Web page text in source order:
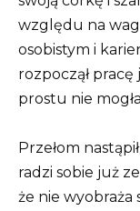
względu na
osobistym i
rozpoczął
prostu nie
Przełom
radzi sobie już
że ​​nie wyobraża